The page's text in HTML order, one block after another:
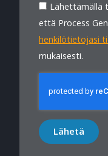
Lähettämällä
että Process
henkilötietojasi
mukaisesti.
Lähetä